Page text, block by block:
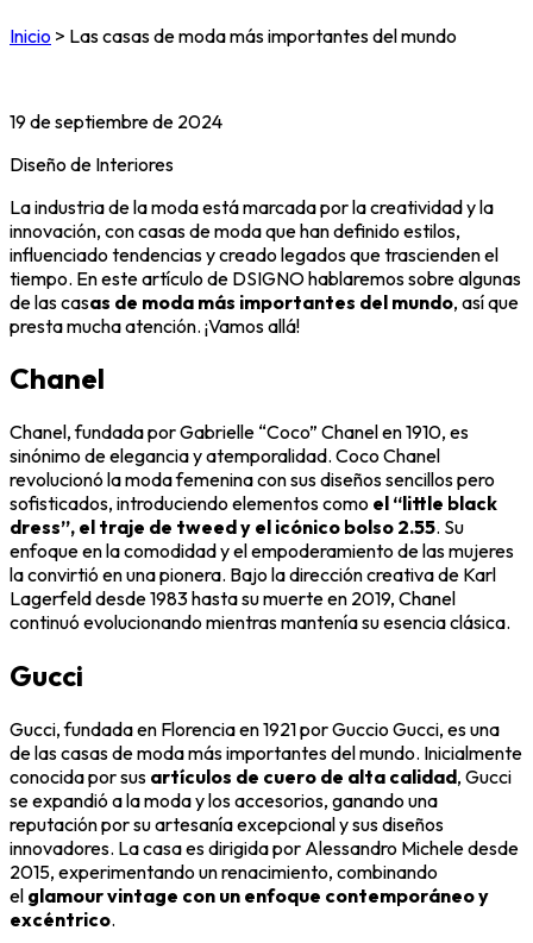
Inicio > Las casas de moda más importantes del mundo
19 de septiembre de 2024
Diseño de Interiores
La industria de la moda está marcada por la creatividad y la
innovación, con casas de moda que han definido estilos,
influenciado tendencias y creado legados que trascienden el
tiempo. En este artículo de DSIGNO hablaremos sobre algunas
de las casas de moda más importantes del mundo, así que
presta mucha atención. ¡Vamos allá!
Chanel
Chanel, fundada por Gabrielle “Coco” Chanel en 1910, es
sinónimo de elegancia y atemporalidad. Coco Chanel
revolucionó la moda femenina con sus diseños sencillos pero
sofisticados, introduciendo elementos como el “little black
dress”, el traje de tweed y el icónico bolso 2.55. Su
enfoque en la comodidad y el empoderamiento de las mujeres
la convirtió en una pionera. Bajo la dirección creativa de Karl
Lagerfeld desde 1983 hasta su muerte en 2019, Chanel
continuó evolucionando mientras mantenía su esencia clásica.
Gucci
Gucci, fundada en Florencia en 1921 por Guccio Gucci, es una
de las casas de moda más importantes del mundo. Inicialmente
conocida por sus artículos de cuero de alta calidad, Gucci
se expandió a la moda y los accesorios, ganando una
reputación por su artesanía excepcional y sus diseños
innovadores. La casa es dirigida por Alessandro Michele desde
2015, experimentando un renacimiento, combinando
el glamour vintage con un enfoque contemporáneo y
excéntrico.